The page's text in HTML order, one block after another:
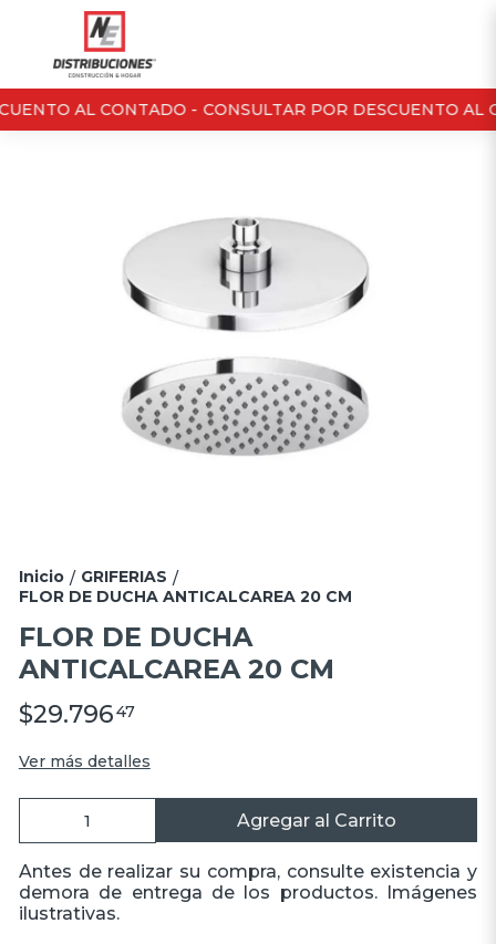
AL CONTADO - CONSULTAR POR DESCUENTO AL
Inicio / GRIFERIAS /
FLOR DE DUCHA ANTICALCAREA 20 CM
FLOR DE DUCHA
ANTICALCAREA 20 CM
$29.79647
Ver más detalles
Agregar al Carrito
Antes de realizar su compra, consulte existencia y
demora de entrega de los productos. Imágenes
ilustrativas.